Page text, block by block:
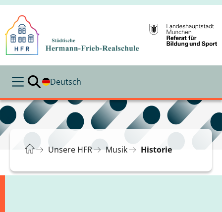
Deutsch
Unsere HFR Musik Historie